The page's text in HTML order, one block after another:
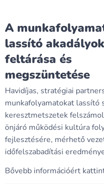
A
lassító akadályok
feltárása és
megszüntetése
Havidíjas, stratégiai
munkafolyamatokat lassító
keresztmetszetek
önjáró működési kultúra
fejlesztésére, mérhető
időfelszabadítási
Bővebb információért